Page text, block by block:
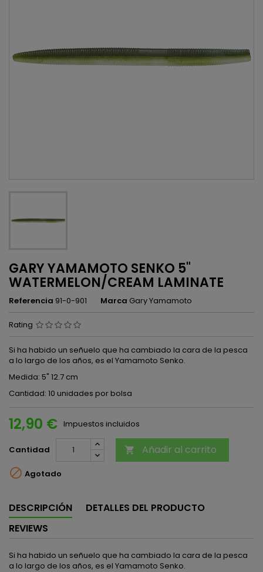
GARY YAMAMOTO SENKO 5"
WATERMELON/CREAM LAMINATE
Referencia 91-0-901 Marca Gary Yamamoto
Rating
Si ha habido un señuelo que ha cambiado la cara de la pesca
a lo largo de los años, es el Yamamoto Senko.
Medida: 5" 12.7 cm
Cantidad: 10 unidades por bolsa
12,90 € Impuestos incluidos
Cantidad  Añadir al carrito
 Agotado
DESCRIPCIÓN
DETALLES DEL PRODUCTO
REVIEWS
Si ha habido un señuelo que ha cambiado la cara de la pesca
a lo largo de los años, es el Yamamoto Senko.